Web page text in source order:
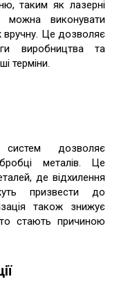
таким як лазерні
можна виконувати
вручну. Це дозволяє
виробництва та
терміни.
систем дозволяє
металів. Це
де відхилення
призвести до
також знижує
стають причиною